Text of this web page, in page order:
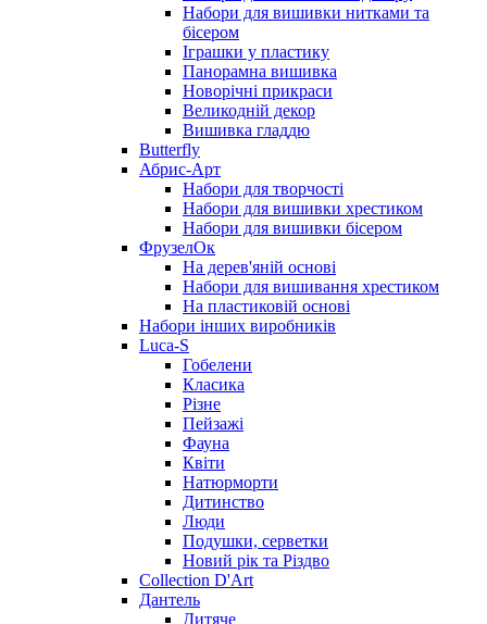
Набори для вишивки нитками та
бісером
Іграшки у пластику
Панорамна вишивка
Новорічні прикраси
Великодній декор
Вишивка гладдю
Butterfly
Абрис-Арт
Набори для творчості
Набори для вишивки хрестиком
Набори для вишивки бісером
ФрузелОк
На дерев'яній основі
Набори для вишивання хрестиком
На пластиковій основі
Набори інших виробників
Luca-S
Гобелени
Класика
Різне
Пейзажі
Фауна
Квіти
Натюрморти
Дитинство
Люди
Подушки, серветки
Новий рік та Різдво
Collection D'Art
Дантель
Дитяче